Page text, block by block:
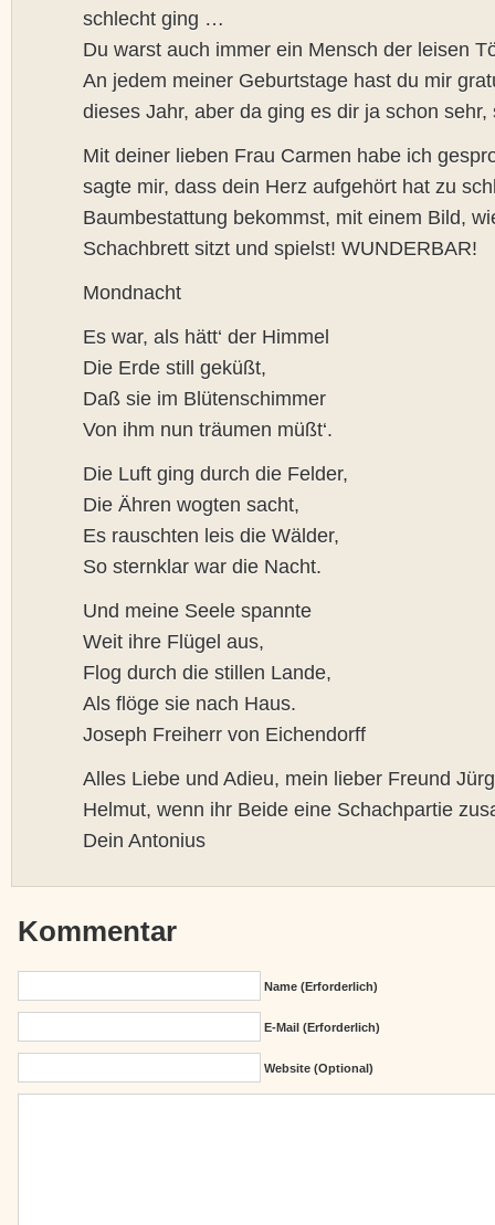
schlecht ging …
Du warst auch immer ein Mensch der leisen
An jedem meiner Geburtstage hast du mir
dieses Jahr, aber da ging es dir ja schon sehr,
Mit deiner lieben Frau Carmen habe ich
sagte mir, dass dein Herz aufgehört hat zu
Baumbestattung bekommst, mit einem Bild,
Schachbrett sitzt und spielst! WUNDERBAR!
Mondnacht
Es war, als hätt‘ der Himmel
Die Erde still geküßt,
Daß sie im Blütenschimmer
Von ihm nun träumen müßt‘.
Die Luft ging durch die Felder,
Die Ähren wogten sacht,
Es rauschten leis die Wälder,
So sternklar war die Nacht.
Und meine Seele spannte
Weit ihre Flügel aus,
Flog durch die stillen Lande,
Als flöge sie nach Haus.
Joseph Freiherr von Eichendorff
Alles Liebe und Adieu, mein lieber Freund
Helmut, wenn ihr Beide eine Schachpartie
Dein Antonius
Kommentar
Name (erforderlich)
E-Mail (erforderlich)
Website (Optional)